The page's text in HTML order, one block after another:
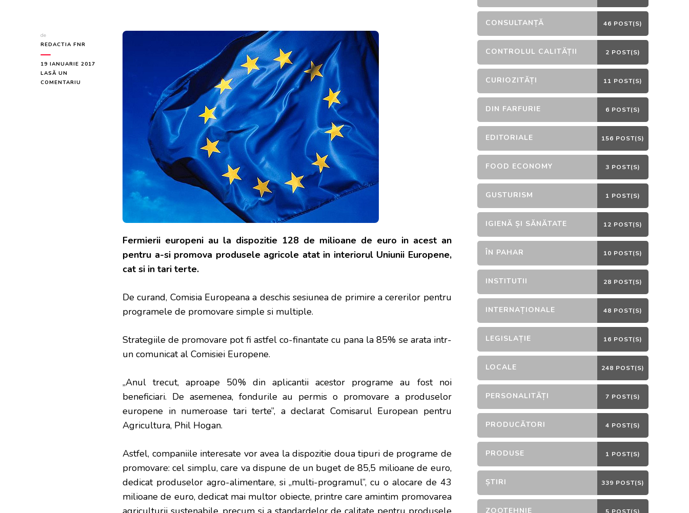
de
REDACTIA FNR
19 IANUARIE 2017
LASĂ UN
COMENTARIU
Fermierii europeni au la dispozitie 128 de milioane de euro in acest an
pentru a-si promova produsele agricole atat in interiorul Uniunii Europene,
cat si in tari terte.
De curand, Comisia Europeana a deschis sesiunea de primire a cererilor pentru
programele de promovare simple si multiple.
Strategiile de promovare pot fi astfel co-finantate cu pana la 85% se arata intr-
un comunicat al Comisiei Europene.
„Anul trecut, aproape 50% din aplicantii acestor programe au fost noi
beneficiari. De asemenea, fondurile au permis o promovare a produselor
europene in numeroase tari terte”, a declarat Comisarul European pentru
Agricultura, Phil Hogan.
Astfel, companiile interesate vor avea la dispozitie doua tipuri de programe de
promovare: cel simplu, care va dispune de un buget de 85,5 milioane de euro,
dedicat produselor agro-alimentare, si „multi-programul”, cu o alocare de 43
milioane de euro, dedicat mai multor obiecte, printre care amintim promovarea
CONSULTANȚĂ 46 POST(S)
CONTROLUL CALITĂȚII 2 POST(S)
CURIOZITĂȚI 11 POST(S)
DIN FARFURIE 6 POST(S)
EDITORIALE 156 POST(S)
FOOD ECONOMY 3 POST(S)
GUSTURISM 1 POST(S)
IGIENĂ ȘI SĂNĂTATE 12 POST(S)
ÎN PAHAR 10 POST(S)
INSTITUTII 28 POST(S)
INTERNAȚIONALE 48 POST(S)
LEGISLAȚIE 16 POST(S)
LOCALE 248 POST(S)
PERSONALITĂȚI 7 POST(S)
PRODUCĂTORI 4 POST(S)
PRODUSE 1 POST(S)
ȘTIRI 339 POST(S)
ZOOTEHNIE 5 POST(S)